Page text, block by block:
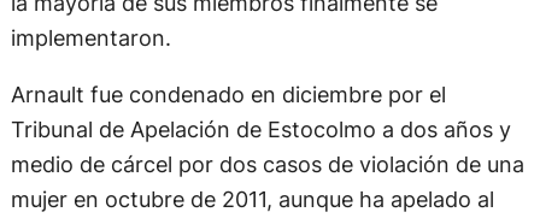
implementaron.
Arnault fue condenado en diciembre por el
Tribunal de Apelación de Estocolmo a dos años y
medio de cárcel por dos casos de violación de una
mujer en octubre de 2011, aunque ha apelado al